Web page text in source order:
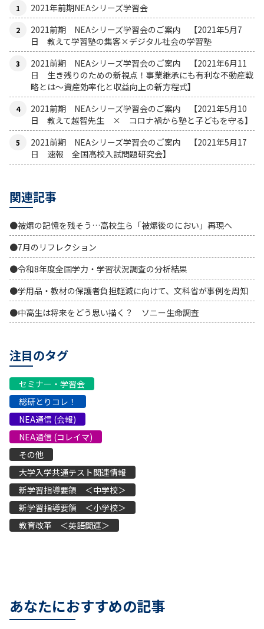
2021年前期NEAシリーズ学習会
2021前期 NEAシリーズ学習会のご案内 【2021年5月7
日 教えて学習塾の集客×デジタル社会の学習塾
2021前期 NEAシリーズ学習会のご案内 【2021年6月11
日 生き残りのための新視点！事業継承にも有利な不動産戦
略とは〜資産効率化と収益向上の新方程式】
2021前期 NEAシリーズ学習会のご案内 【2021年5月10
日 教えて越智先生 × コロナ禍から塾と子どもを守る】
2021前期 NEAシリーズ学習会のご案内 【2021年5月17
日 速報 全国高校入試問題研究会】
関連記事
●被爆の記憶を残そう…高校生ら「被爆後のにおい」再現へ
●7月のリフレクション
●令和8年度全国学力・学習状況調査の分析結果
●学用品・教材の保護者負担軽減に向けて、文科省が事例を周知
●中高生は将来をどう思い描く？ ソニー生命調査
注目のタグ
セミナー・学習会
総研とりコレ！
NEA通信 (会報)
NEA通信 (コレイマ)
その他
大学入学共通テスト関連情報
新学習指導要領 ＜中学校＞
新学習指導要領 ＜小学校＞
教育改革 ＜英語関連＞
あなたにおすすめの記事